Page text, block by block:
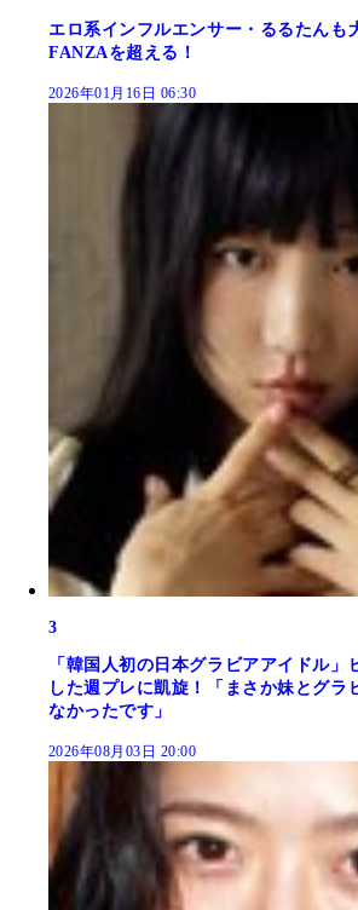
エロ系インフルエンサー・るるたん
FANZAを超える！
2026年01月16日 06:30
3
「韓国人初の日本グラビアアイドル」
した週プレに凱旋！「まさか妹とグラ
なかったです」
2026年08月03日 20:00